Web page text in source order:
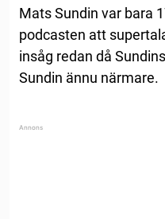
Mats Sundin var bara
podcasten att
insåg redan då
Sundin ännu närmare.